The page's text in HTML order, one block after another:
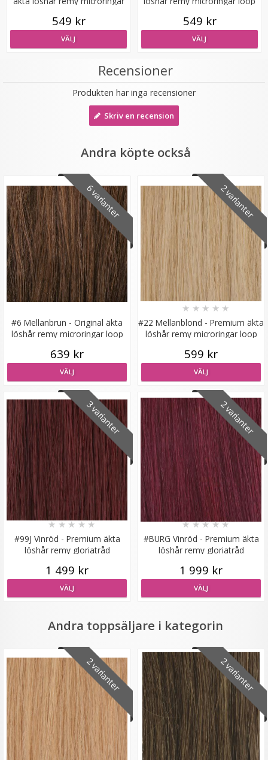
Mizzy Tangler brush - Zebramönster lila
★★★★ ★
LÄGG I VARUKORG
Hårklämma rosett - Blå
★★ ★★
19 kr
LÄGG I VARUKORG
29 kr
129 kr
LÄGG I VARUKORG
549 kr
VÄLJ
549 kr
VÄLJ
Recensioner
Produkten har inga recensioner
Skriv en recension
Andra köpte också
6 varianter
#6 Mellanbrun - Original äkta
löshår remy microringar loop
639 kr
VÄLJ
2 varianter
#22 Mellanblond - Premium äkta
löshår remy microringar loop
★ ★ ★ ★ ★
599 kr
VÄLJ
3 varianter
#99J Vinröd - Premium äkta
löshår remy gloriatråd
★★★★★
1 499 kr
VÄLJ
2 varianter
#BURG Vinröd - Premium äkta
löshår remy gloriatråd
★★★★★
1 999 kr
VÄLJ
Andra toppsäljare i kategorin
2 varianter 2 varianter